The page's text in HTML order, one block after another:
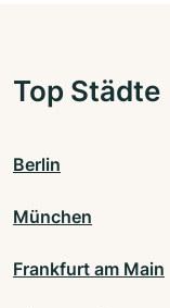
Top Städte
Berlin
München
Frankfurt am Main